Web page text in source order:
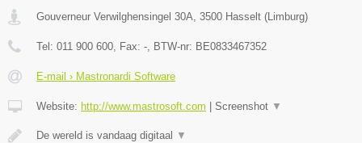
Gouverneur Verwilghensingel 30A, 3500 Hasselt (Limburg)
Tel: 011 900 600, Fax: -, BTW-nr: BE0833467352
E-mail › Mastronardi Software
Website: http://www.mastrosoft.com Screenshot ▼
De wereld is vandaag digitaal ▼